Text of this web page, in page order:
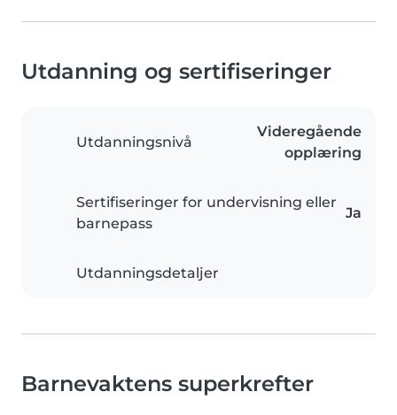
Utdanning og sertifiseringer
Utdanningsnivå
Videregående
opplæring
Sertifiseringer for undervisning eller
barnepass
Ja
Utdanningsdetaljer
Barnevaktens superkrefter